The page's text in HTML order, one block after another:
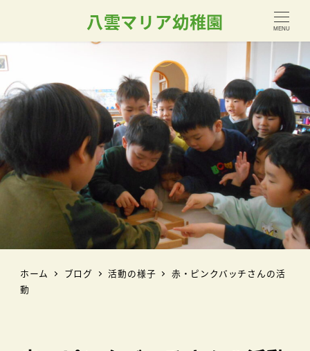
八雲マリア幼稚園 MENU
ホーム ブログ 活動の様子
赤・ピンクバッチさんの活
動